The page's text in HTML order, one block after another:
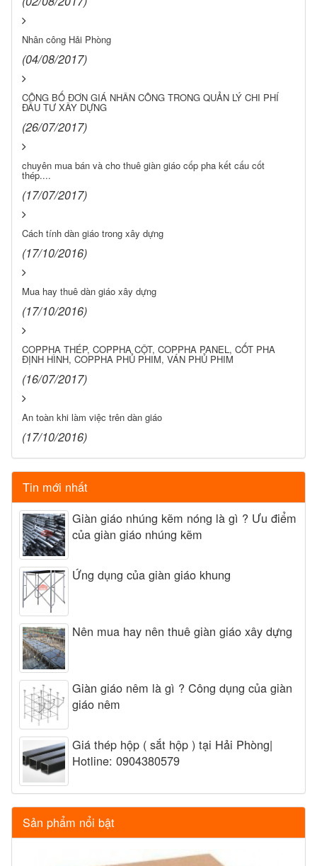
Nhân công Hải Phòng
(04/08/2017)
CÔNG BỐ ĐƠN GIÁ NHÂN CÔNG TRONG QUẢN LÝ CHI PHÍ
ĐẦU TƯ XÂY DỰNG
(26/07/2017)
chuyên mua bán và cho thuê giàn giáo cốp pha kết cấu cốt
thép....
(17/07/2017)
Cách tính dàn giáo trong xây dựng
(17/10/2016)
Mua hay thuê dàn giáo xây dựng
(17/10/2016)
COPPHA THÉP, COPPHA CỘT, COPPHA PANEL, CỐT PHA
ĐỊNH HÌNH, COPPHA PHỦ PHIM, VÁN PHỦ PHIM
(16/07/2017)
An toàn khi làm việc trên dàn giáo
(17/10/2016)
Tin mới nhất
Giàn giáo nhúng kẽm nóng là gì ? Ưu điểm
của giàn giáo nhúng kẽm
Ứng dụng của giàn giáo khung
Nên mua hay nên thuê giàn giáo xây dựng
Giàn giáo nêm là gì ? Công dụng của giàn
giáo nêm
Giá thép hộp ( sắt hộp ) tại Hải Phòng|
Hotline: 0904380579
Sản phẩm nổi bật